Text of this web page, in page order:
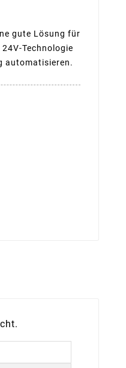
gute Lösung für
Technologie
automatisieren.